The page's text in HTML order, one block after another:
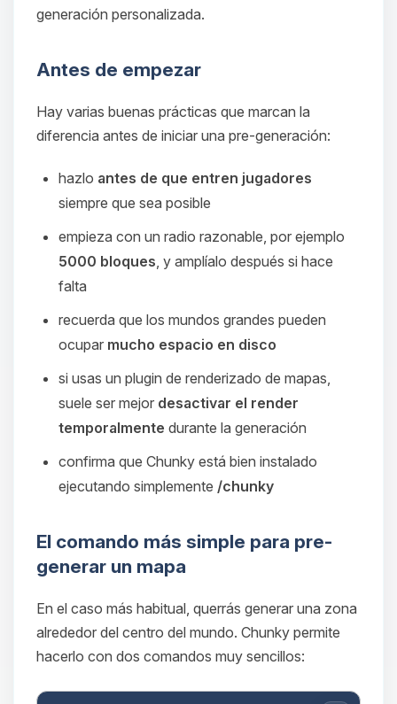
generación personalizada.
Antes de empezar
Hay varias buenas prácticas que marcan la
diferencia antes de iniciar una pre-generación:
hazlo antes de que entren jugadores
siempre que sea posible
empieza con un radio razonable, por ejemplo
5000 bloques , y amplíalo después si hace
falta
recuerda que los mundos grandes pueden
ocupar mucho espacio en disco
si usas un plugin de renderizado de mapas,
suele ser mejor desactivar el render
temporalmente durante la generación
confirma que Chunky está bien instalado
ejecutando simplemente /chunky
El comando más simple para pre-
generar un mapa
En el caso más habitual, querrás generar una zona
alrededor del centro del mundo. Chunky permite
hacerlo con dos comandos muy sencillos: